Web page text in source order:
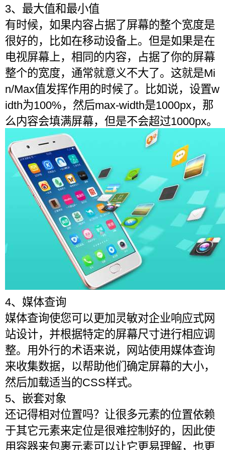
3、最大值和最小值
有时候，如果内容占据了屏幕的整个宽度是
很好的，比如在移动设备上。但是如果是在
电视屏幕上，相同的内容，占据了你的屏幕
整个的宽度，通常就意义不大了。这就是Mi
n/Max值发挥作用的时候了。比如说，设置w
idth为100%，然后max-width是1000px，那
么内容会填满屏幕，但是不会超过1000px。
4、媒体查询
媒体查询使您可以更加灵敏对企业响应式网
站设计，并根据特定的屏幕尺寸进行相应调
整。用外行的术语来说，网站使用媒体查询
来收集数据，以帮助他们确定屏幕的大小，
然后加载适当的CSS样式。
5、嵌套对象
还记得相对位置吗？让很多元素的位置依赖
于其它元素来定位是很难控制好的，因此使
用容器来包裹元素可以让它更易理解，也更